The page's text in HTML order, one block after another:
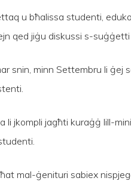
u bħalissa studenti,
qed jiġu diskussi s-
snin, minn Settembru li
li jkompli jagħti kuraġġ lill-
mal-ġenituri sabiex